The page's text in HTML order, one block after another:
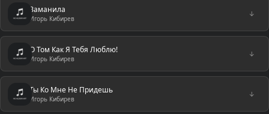
Заманила
Игорь Кибирев
↓
О Том Как Я Тебя Люблю!
Игорь Кибирев
↓
Ты Ко Мне Не Придешь
Игорь Кибирев
↓